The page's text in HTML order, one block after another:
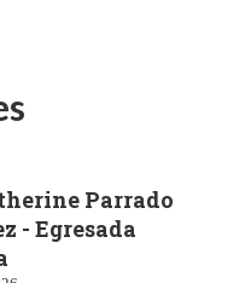
Parrado
- Egresada